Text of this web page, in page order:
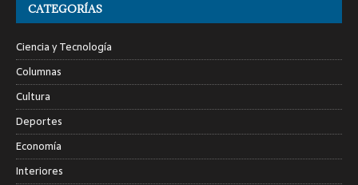
CATEGORÍAS
Ciencia y Tecnología
Columnas
Cultura
Deportes
Economía
Interiores